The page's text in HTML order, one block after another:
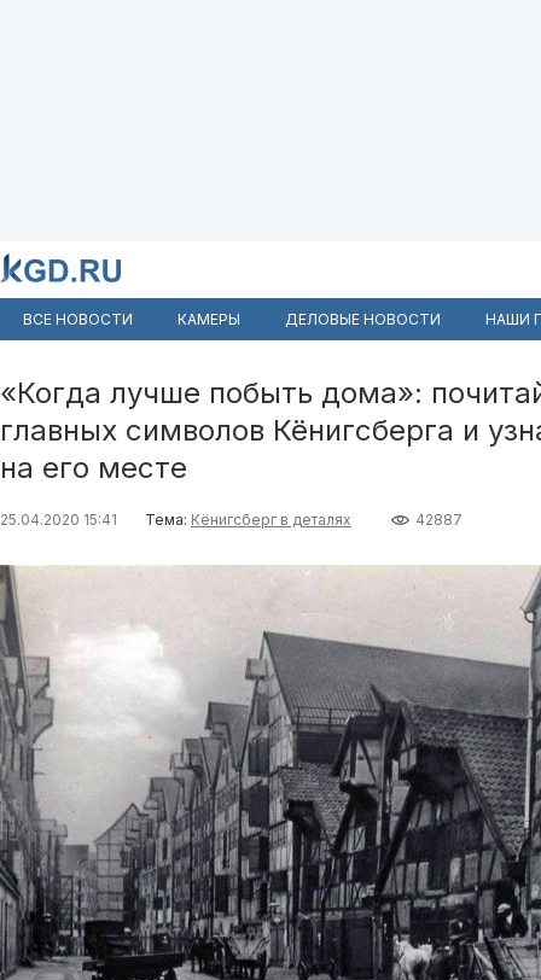
ВСЕ НОВОСТИ КАМЕРЫ ДЕЛОВЫЕ НОВОСТИ НАШИ
«Когда лучше побыть дома»:
главных символов Кёнигсберга и
на его месте
25.04.2020 15:41 Тема: Кёнигсберг в деталях 42887